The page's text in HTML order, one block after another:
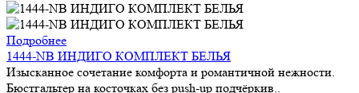
Подробнее
1444-NB ИНДИГО КОМПЛЕКТ БЕЛЬЯ
Изысканное сочетание комфорта и романтичной нежности.
Бюстгальтер на косточках без push-up подчёркив..